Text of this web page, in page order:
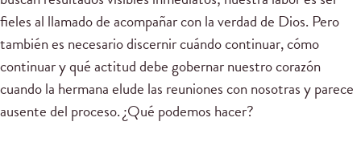
fieles al llamado de acompañar con la verdad de Dios. Pero
también es necesario discernir cuándo continuar, cómo
continuar y qué actitud debe gobernar nuestro corazón
cuando la hermana elude las reuniones con nosotras y parece
ausente del proceso. ¿Qué podemos hacer?